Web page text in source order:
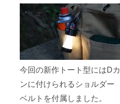
今回の新作トート型にはDカ
ンに付けられるショルダー
ベルトを付属しました。